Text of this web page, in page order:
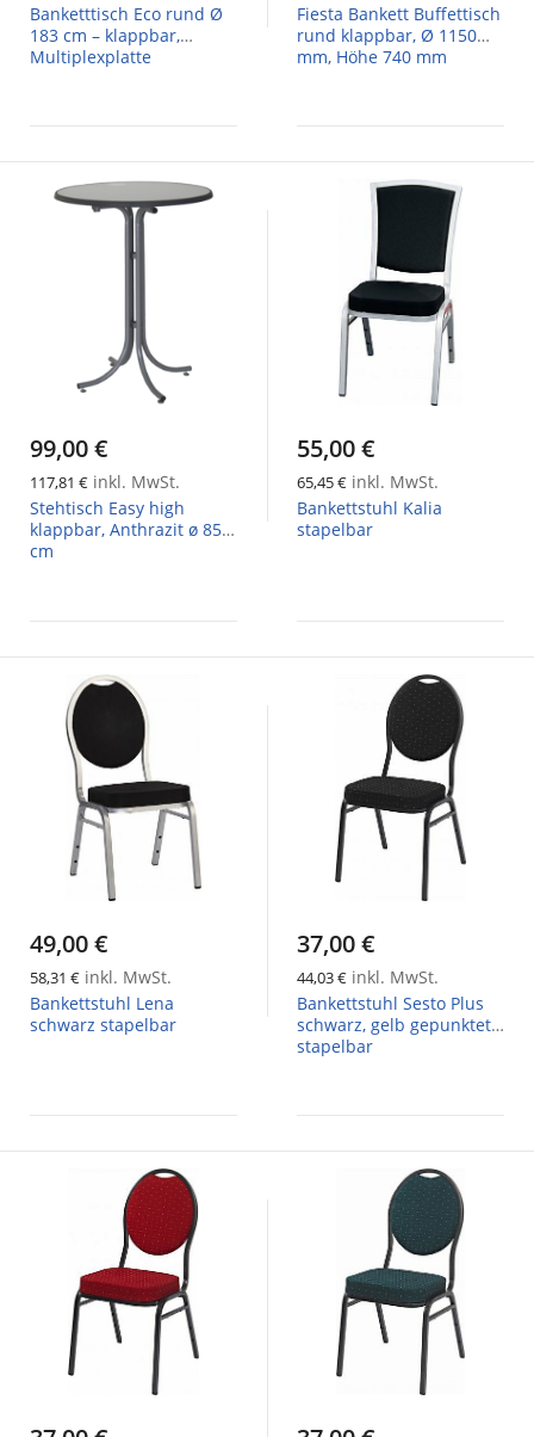
Banketttisch Eco rund Ø
183 cm – klappbar,
Multiplexplatte
Fiesta Bankett Buffettisch
rund klappbar, Ø 1150
mm, Höhe 740 mm
99,00 €
117,81 € inkl. MwSt.
Stehtisch Easy high
klappbar, Anthrazit ø 85
cm
55,00 €
65,45 € inkl. MwSt.
Bankettstuhl Kalia
stapelbar
49,00 €
58,31 € inkl. MwSt.
Bankettstuhl Lena
schwarz stapelbar
37,00 €
44,03 € inkl. MwSt.
Bankettstuhl Sesto Plus
schwarz, gelb gepunktet
stapelbar